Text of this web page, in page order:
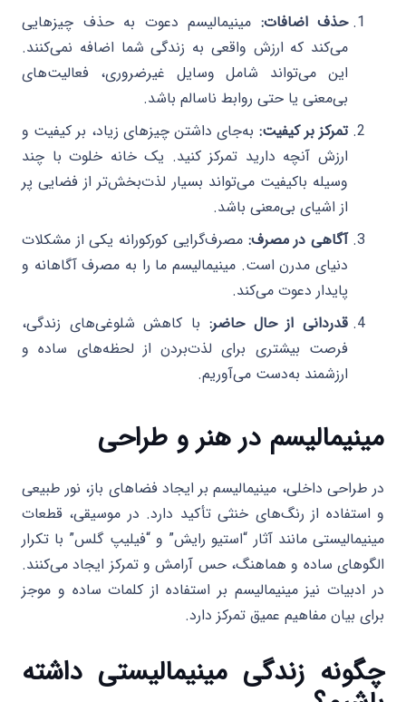
حذف اضافات: مینیمالیسم دعوت به حذف چیزهایی
می‌کند که ارزش واقعی به زندگی شما اضافه نمی‌کنند.
این می‌تواند شامل وسایل غیرضروری، فعالیت‌های
بی‌معنی یا حتی روابط ناسالم باشد.
تمرکز بر کیفیت: به‌جای داشتن چیزهای زیاد، بر کیفیت و
ارزش آنچه دارید تمرکز کنید. یک خانه خلوت با چند
وسیله باکیفیت می‌تواند بسیار لذت‌بخش‌تر از فضایی پر
از اشیای بی‌معنی باشد.
آگاهی در مصرف: مصرف‌گرایی کورکورانه یکی از مشکلات
دنیای مدرن است. مینیمالیسم ما را به مصرف آگاهانه و
پایدار دعوت می‌کند.
قدردانی از حال حاضر: با کاهش شلوغی‌های زندگی،
فرصت بیشتری برای لذت‌بردن از لحظه‌های ساده و
ارزشمند به‌دست می‌آوریم.
مینیمالیسم در هنر و طراحی
در طراحی داخلی، مینیمالیسم بر ایجاد فضاهای باز، نور طبیعی
و استفاده از رنگ‌های خنثی تأکید دارد. در موسیقی، قطعات
مینیمالیستی مانند آثار “استیو رایش” و “فیلیپ گلس” با تکرار
الگوهای ساده و هماهنگ، حس آرامش و تمرکز ایجاد می‌کنند.
در ادبیات نیز مینیمالیسم بر استفاده از کلمات ساده و موجز
برای بیان مفاهیم عمیق تمرکز دارد.
چگونه زندگی مینیمالیستی داشته